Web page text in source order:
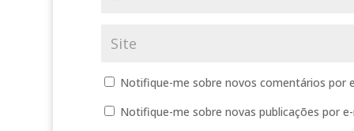
Notifique-me sobre novos comentários por
Notifique-me sobre novas publicações por